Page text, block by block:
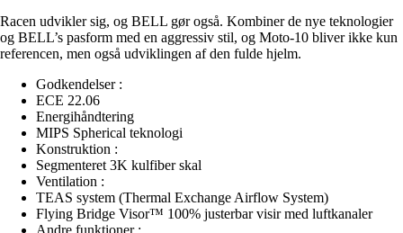
Racen udvikler sig, og BELL gør også. Kombiner de nye teknologier
og BELL’s pasform med en aggressiv stil, og Moto-10 bliver ikke kun
referencen, men også udviklingen af den fulde hjelm.
Godkendelser :
ECE 22.06
Energihåndtering
MIPS Spherical teknologi
Konstruktion :
Segmenteret 3K kulfiber skal
Ventilation :
TEAS system (Thermal Exchange Airflow System)
Flying Bridge Visor™ 100% justerbar visir med luftkanaler